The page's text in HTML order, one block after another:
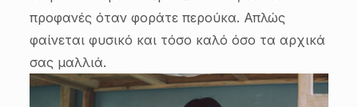
προφανές όταν φοράτε περούκα. Απλώς
φαίνεται φυσικό και τόσο καλό όσο τα αρχικά
σας μαλλιά.